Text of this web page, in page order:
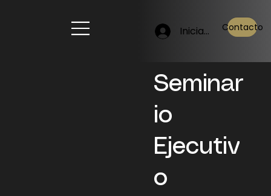
Iniciar sesiónContacto
Seminar
io
Ejecutiv
o